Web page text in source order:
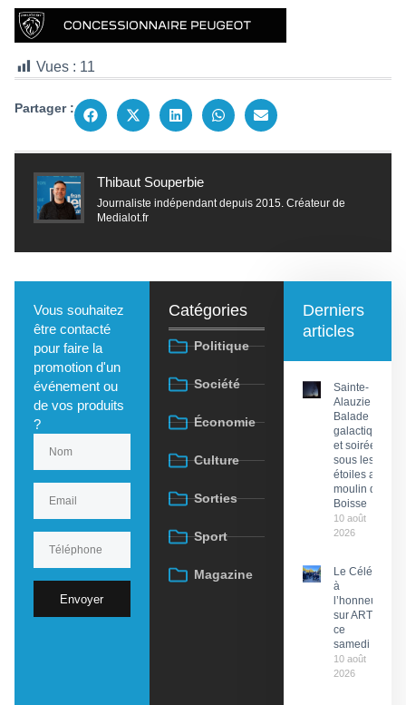
Vues : 11
Partager :
Thibaut Souperbie
Journaliste indépendant depuis 2015. Créateur de
Medialot.fr
Vous souhaitez
être contacté
pour faire la
promotion d'un
événement ou
de vos produits
?
Envoyer
Catégories
Politique
Société
Économie
Culture
Sorties
Sport
Magazine
Derniers
articles
Sainte-
Alauzie :
Balade
galactique
et soirée
sous les
étoiles au
moulin de
Boisse
10 août
2026
Le Célé
à
l’honneur
sur ARTE
ce
samedi
10 août
2026